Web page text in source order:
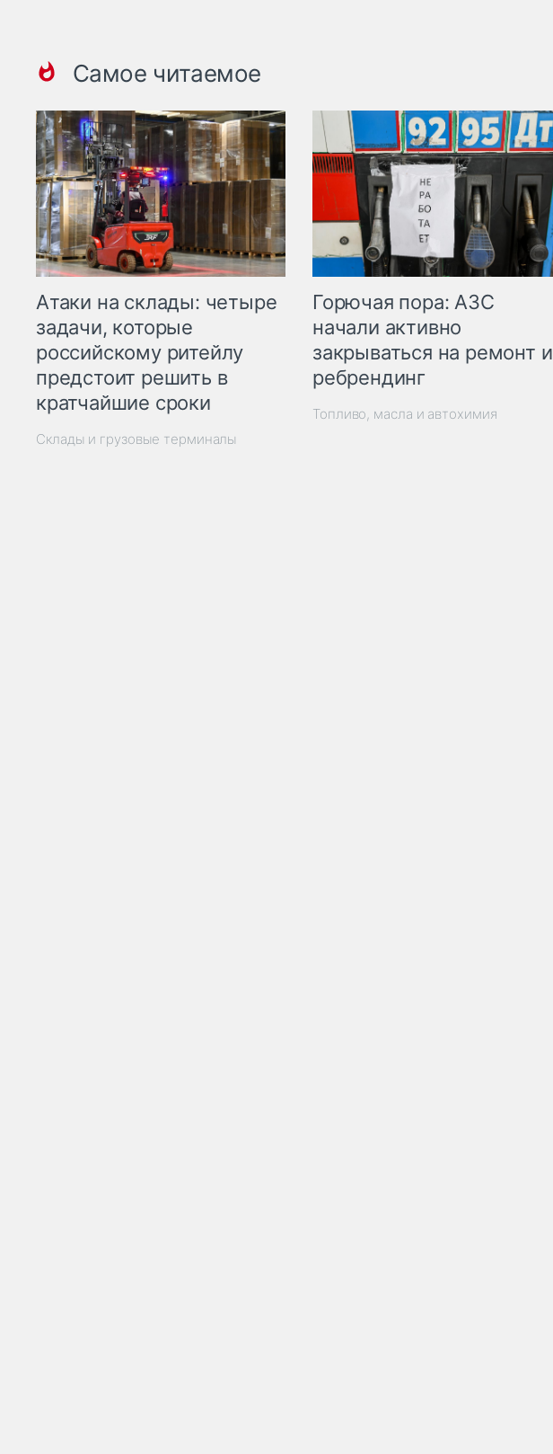
Самое читаемое
Атаки на склады: четыре
задачи, которые
российскому ритейлу
предстоит решить в
кратчайшие сроки
Склады и грузовые терминалы
Горючая пора: АЗС
начали активно
закрываться на ремонт и
ребрендинг
Топливо, масла и автохимия